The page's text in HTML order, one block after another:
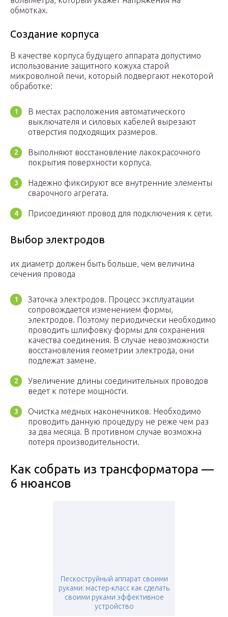
обмотках.
Создание корпуса
В качестве корпуса будущего аппарата допустимо
использование защитного кожуха старой
микроволной печи, который подвергают некоторой
обработке:
В местах расположения автоматического
выключателя и силовых кабелей вырезают
отверстия подходящих размеров.
Выполняют восстановление лакокрасочного
покрытия поверхности корпуса.
Надежно фиксируют все внутренние элементы
сварочного агрегата.
Присоединяют провод для подключения к сети.
Выбор электродов
их диаметр должен быть больше, чем величина
сечения провода
Заточка электродов. Процесс эксплуатации
сопровождается изменением формы,
электродов. Поэтому периодически необходимо
проводить шлифовку формы для сохранения
качества соединения. В случае невозможности
восстановления геометрии электрода, они
подлежат замене.
Увеличение длины соединительных проводов
ведет к потере мощности.
Очистка медных наконечников. Необходимо
проводить данную процедуру не реже чем раз
за два месяца. В противном случае возможна
потеря производительности.
Как собрать из трансформатора —
6 нюансов
Пескоструйный аппарат своими
руками: мастер-класс как сделать
своими руками эффективное
устройство